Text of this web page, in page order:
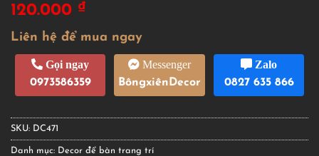
120.000 ₫
Liên hệ để mua ngay
Gọi ngay
0973586359
Messenger
BôngxiênDecor
Zalo
0827 635 866
SKU: DC471
Danh mục: Decor để bàn trang trí